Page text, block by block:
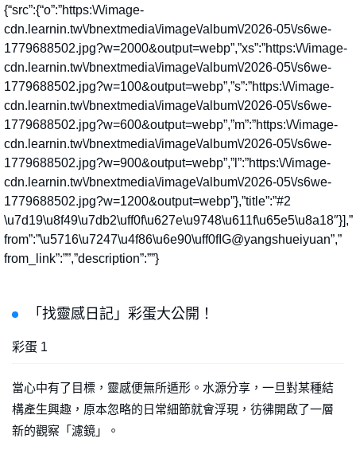
{“src”:{“o”:”https:\/\/image-
cdn.learnin.tw\/bnextmedia\/image\/album\/2026-05\/s6we-
1779688502.jpg?w=2000&output=webp”,”xs”:”https:\/\/image-
cdn.learnin.tw\/bnextmedia\/image\/album\/2026-05\/s6we-
1779688502.jpg?w=100&output=webp”,”s”:”https:\/\/image-
cdn.learnin.tw\/bnextmedia\/image\/album\/2026-05\/s6we-
1779688502.jpg?w=600&output=webp”,”m”:”https:\/\/image-
cdn.learnin.tw\/bnextmedia\/image\/album\/2026-05\/s6we-
1779688502.jpg?w=900&output=webp”,”l”:”https:\/\/image-
cdn.learnin.tw\/bnextmedia\/image\/album\/2026-05\/s6we-
1779688502.jpg?w=1200&output=webp”},”title”:”#2
\u7d19\u8f49\u7db2\uff0f\u627e\u9748\u611f\u65e5\u8a18″}],”
from”:”\u5716\u7247\u4f86\u6e90\uff0fIG@yangshueiyuan”,”
from_link”:””,”description”:””}
「找靈感日記」彩蛋大公開！
彩蛋 1
當心中有了目標，靈感便無所遁形。水源分享，一旦對某種結
構產生興趣，原本忽略的日常細節就會浮現，彷彿開啟了一層
新的觀察「濾鏡」。